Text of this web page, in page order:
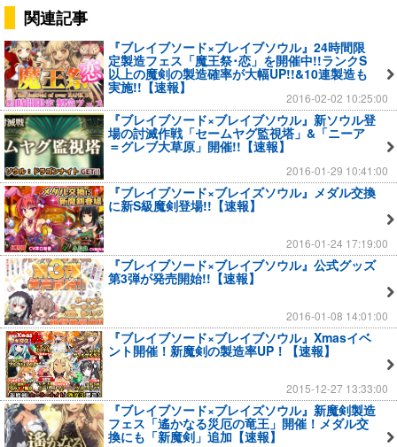
関連記事
『ブレイブソード×ブレイブソウル』24時間限
定製造フェス「魔王祭･恋」を開催中!!ランクS
以上の魔剣の製造確率が大幅UP!!&10連製造も
実施!!【速報】
2016-02-02 10:25:00
『ブレイブソード×ブレイブソウル』新ソウル登
場の討滅作戦「セームヤグ監視塔」&「ニーア
＝グレブ大草原」開催!!【速報】
2016-01-29 10:41:00
『ブレイブソード×ブレイズソウル』メダル交換
に新S級魔剣登場!!【速報】
2016-01-24 17:19:00
『ブレイブソード×ブレイブソウル』公式グッズ
第3弾が発売開始!!【速報】
2016-01-08 14:01:00
『ブレイブソード×ブレイブソウル』Xmasイベ
ント開催！新魔剣の製造率UP！【速報】
2015-12-27 13:33:00
『ブレイブソード×ブレイズソウル』新魔剣製造
フェス「遙かなる災厄の竜王」開催！メダル交
換にも「新魔剣」追加【速報】